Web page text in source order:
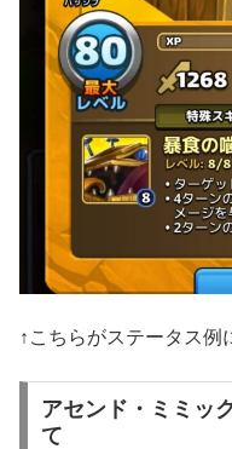
↑こちらがステータス例
アセンド・ミミッ
て